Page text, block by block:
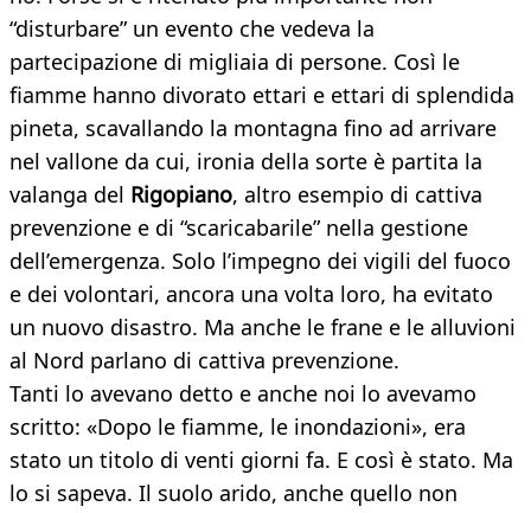
“disturbare” un evento che vedeva la
partecipazione di migliaia di persone. Così le
fiamme hanno divorato ettari e ettari di splendida
pineta, scavallando la montagna fino ad arrivare
nel vallone da cui, ironia della sorte è partita la
valanga del Rigopiano, altro esempio di cattiva
prevenzione e di “scaricabarile” nella gestione
dell’emergenza. Solo l’impegno dei vigili del fuoco
e dei volontari, ancora una volta loro, ha evitato
un nuovo disastro. Ma anche le frane e le alluvioni
al Nord parlano di cattiva prevenzione.
Tanti lo avevano detto e anche noi lo avevamo
scritto: «Dopo le fiamme, le inondazioni», era
stato un titolo di venti giorni fa. E così è stato. Ma
lo si sapeva. Il suolo arido, anche quello non